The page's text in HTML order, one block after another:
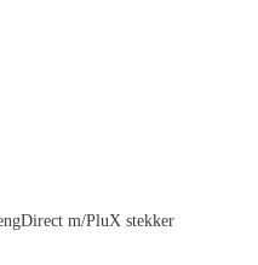
m/PluX stekker